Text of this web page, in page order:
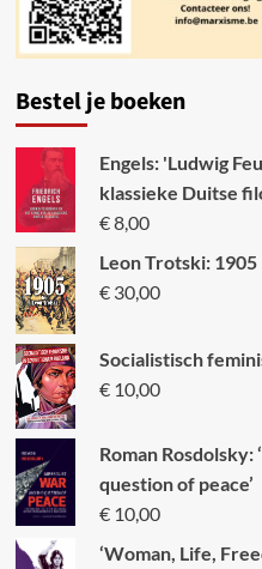
Bestel je boeken
Engels: 'Ludwig
klassieke Duitse
€8,00
Leon Trotski: 1905
€30,00
Socialistisch
€10,00
Roman
question of peace’
€10,00
‘Woman, Life,